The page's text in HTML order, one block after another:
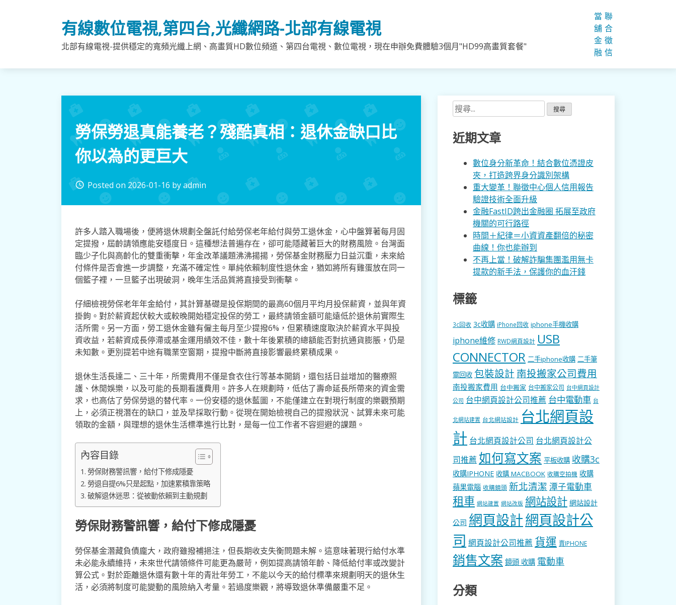
有線數位電視,第四台,光纖網路-北部有線電視
北部有線電視-提供穩定的寬頻光纖上網、高畫質HD數位頻道、第四台電視、數位電視，現在申辦免費體驗3個月"HD99高畫質套餐"
當
舖
金
融
聯
合
徵
信
勞保勞退真能養老？殘酷真相：退休金缺口比
你以為的更巨大
access_time Posted on2026-01-16 byadmin
許多人踏入職場後，便將退休規劃全盤託付給勞保老年給付與勞工退休金，心中盤算著每月固
定提撥，屆齡請領應能安穩度日。這種想法普遍存在，卻可能隱藏著巨大的財務風險。台灣面
臨少子化與高齡化的雙重衝擊，年金改革議題沸沸揚揚，勞保基金財務壓力日益沉重，未來給
付條件是否會進一步調整，充滿不確定性。單純依賴制度性退休金，猶如將所有雞蛋放在同一
個籃子裡，一旦籃子出現破洞，晚年生活品質將直接受到衝擊。
仔細檢視勞保老年年金給付，其計算基礎是投保期間的最高60個月平均月投保薪資，並與年資
掛鉤。對於薪資起伏較大或較晚開始穩定投保的勞工，最終請領金額可能遠低於退休前實際生
活所需。另一方面，勞工退休金雖有僱主每月至少提撥6%，但累積速度取決於薪資水平與投
資收益，若薪資成長停滯或基金運用績效不佳，數十年後累積的總額能否對抗通貨膨脹，仍是
未知數。更別提若中途有職業空窗期，提撥中斷將直接影響最終累積成果。
退休生活長達二、三十年，所需費用不僅是食衣住行等基本開銷，還包括日益增加的醫療照
護、休閒娛樂，以及可能的長期看護費用。許多人在規劃時，低估了壽命延長所帶來的資金需
求，也高估了勞保勞退的替代率。一份安穩的退休藍圖，不能僅建立在對現行制度的樂觀預期
上，必須正視潛在的缺口，並及早採取行動。從現在開始檢視自己的提撥狀況、試算未來可能
領取的金額，與理想的退休生活標準進行比對，是每一位工作者不容迴避的課題。
內容目錄
勞保財務警訊響，給付下修成隱憂
勞退自提6%只是起點，加速累積靠策略
破解退休迷思：從被動依賴到主動規劃
勞保財務警訊響，給付下修成隱憂
勞保基金潛藏負債龐大，政府雖撥補挹注，但長期收支失衡問題未解。這意味著現行給付水準
未必能永續維持，未來世代請領條件可能更為嚴苛，例如提高請領年齡、降低給付率或改變計
算公式。對於距離退休還有數十年的青壯年勞工，不能以今天的給付標準來規劃明天的退休生
活，必須將制度可能變動的風險納入考量。若過度樂觀，將導致退休準備嚴重不足。
搜
尋
關
鍵
近期文章
數位身分新革命！結合數位憑證皮
夾，打造跨界身分識別架構
重大變革！聯徵中心個人信用報告
驗證技術全面升級
金融FastID跨出金融圈 拓展至政府
機關的可行路徑
時間＋紀律＝小資資產翻倍的秘密
曲線！你也能辦到
不再上當！破解詐騙集團濫用無卡
提款的新手法，保護你的血汗錢
標籤
3c回收 3c收購 iPhone回收 iphone手機收購
iphone維修 RWD網頁設計 USB
CONNECTOR 二手iphone收購 二手筆
電回收 包裝設計 南投搬家公司費用
南投搬家費用 台中搬家 台中搬家公司 台中網頁設計
公司 台中網頁設計公司推薦 台中電動車 台
北網站建置 台北網站設計 台北網頁設
計 台北網頁設計公司 台北網頁設計公
司推薦 如何寫文案 平板收購 收購3c
收購IPHONE 收購 MACBOOK 收購空拍機 收購
蘋果電腦 收購鏡頭 新北清潔 潭子電動車
租車 網站建置 網站改版 網站設計 網站設計
公司 網頁設計網頁設計公
司 網頁設計公司推薦 貨運 賣IPHONE
銷售文案 鏡頭 收購 電動車
分類